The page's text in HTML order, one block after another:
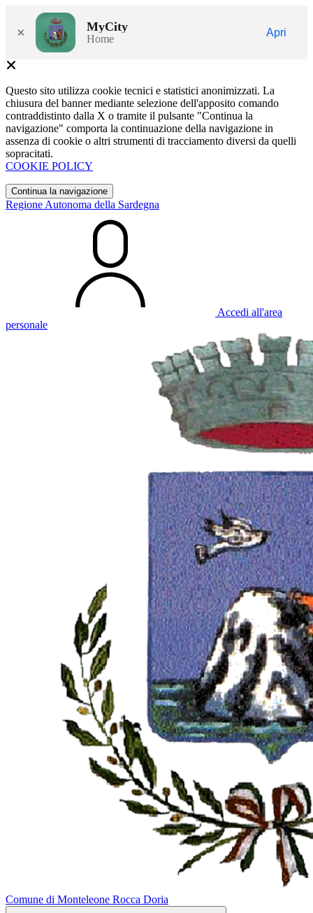
× MyCity
Home
Apri
Questo sito utilizza cookie tecnici e statistici anonimizzati. La
chiusura del banner mediante selezione dell'apposito comando
contraddistinto dalla X o tramite il pulsante "Continua la
navigazione" comporta la continuazione della navigazione in
assenza di cookie o altri strumenti di tracciamento diversi da quelli
sopracitati.
COOKIE POLICY
Continua la navigazione
Regione Autonoma della Sardegna
Accedi all'area
personale
Comune di Monteleone Rocca Doria